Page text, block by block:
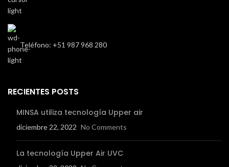
Teléfono: +51 987 968 280
RECIENTES POSTS
MINSA utiliza tecnología Upper air
diciembre 22, 2022 No Comments
La tecnología Upper Air UVC